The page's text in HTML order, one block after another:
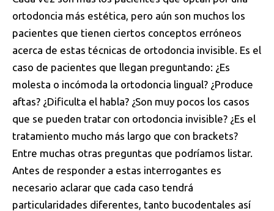
ortodoncia más estética, pero aún son muchos los
pacientes que tienen ciertos conceptos erróneos
acerca de estas técnicas de ortodoncia invisible. Es el
caso de pacientes que llegan preguntando: ¿Es
molesta o incómoda la ortodoncia lingual? ¿Produce
aftas? ¿Dificulta el habla? ¿Son muy pocos los casos
que se pueden tratar con ortodoncia invisible? ¿Es el
tratamiento mucho más largo que con brackets?
Entre muchas otras preguntas que podríamos listar.
Antes de responder a estas interrogantes es
necesario aclarar que cada caso tendrá
particularidades diferentes, tanto bucodentales así